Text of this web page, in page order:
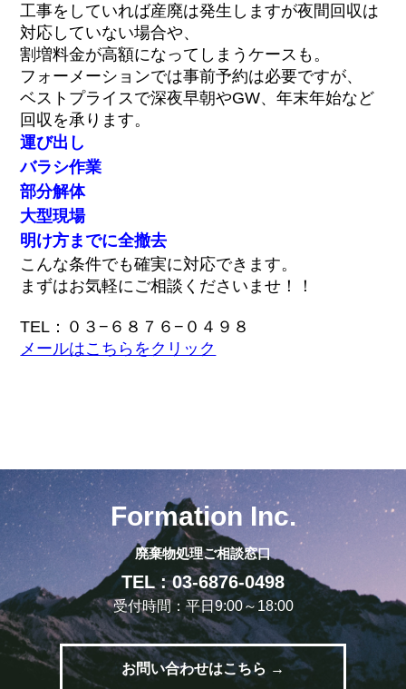
工事をしていれば産廃は発生しますが夜間回収は
対応していない場合や、
割増料金が高額になってしまうケースも。
フォーメーションでは事前予約は必要ですが、
ベストプライスで深夜早朝やGW、年末年始など
回収を承ります。
運び出し
バラシ作業
部分解体
大型現場
明け方までに全撤去
こんな条件でも確実に対応できます。
まずはお気軽にご相談くださいませ！！
TEL：０３−６８７６−０４９８
メールはこちらをクリック
Formation Inc.
廃棄物処理ご相談窓口
TEL : 03-6876-0498
受付時間：平日9:00～18:00
お問い合わせはこちら →